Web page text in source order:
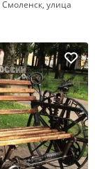
Смоленск, улица